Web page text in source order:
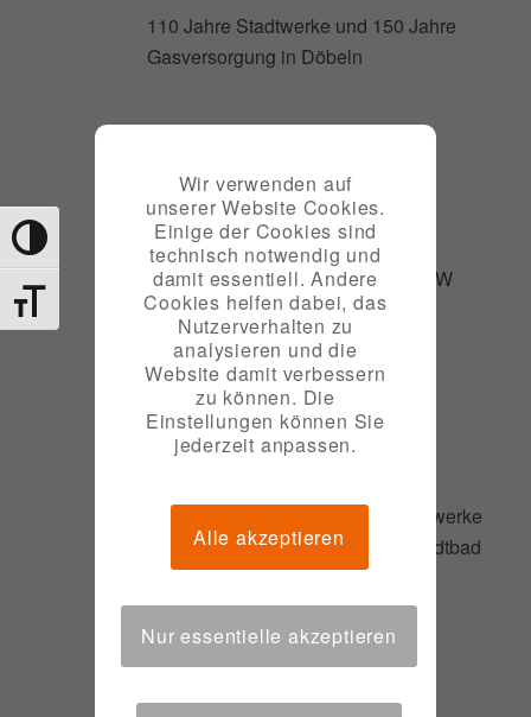
Toggle High Contrast
Toggle Font size
110 Jahre Stadtwerke und 150 Jahre
Gasversorgung in Döbeln
2008
Austausch von 2 Modulen im BHKW
2011
Niederwerder“ und 20 Jahre Stadtwerke
Döbeln GmbH sowie 75 Jahre Stadtbad
Döbeln
Wir verwenden auf
unserer Website Cookies.
Einige der Cookies sind
technisch notwendig und
damit essentiell. Andere
Cookies helfen dabei, das
Nutzerverhalten zu
analysieren und die
Website damit verbessern
zu können. Die
Einstellungen können Sie
jederzeit anpassen.
Alle akzeptieren
Nur essentielle akzeptieren